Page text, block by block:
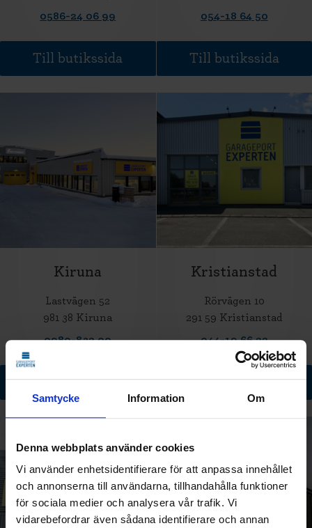
Samtycke Information Om
Denna webbplats använder cookies
Vi använder enhetsidentifierare för att anpassa innehållet
och annonserna till användarna, tillhandahålla funktioner
för sociala medier och analysera vår trafik. Vi
vidarebefordrar även sådana identifierare och annan
0586-24 06 99
Till butikssida
054-18 64 50
Till butikssida
Kiruna
Lastvägen 52
981 38 Kiruna
0980-832 00
Till butikssida
Kristianstad
Rörvägen 10
291 59 Kristianstad
044-19 66 22
Till butikssida